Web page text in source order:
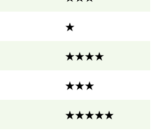
★
★★★★
★★★
★★★★★